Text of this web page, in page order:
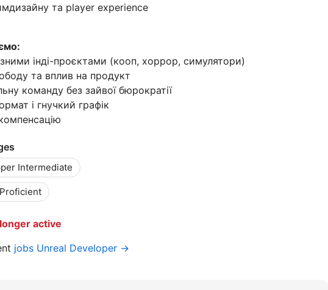
та player experience
інді-проєктами (кооп, хоррор, симулятори)
та вплив на продукт
команду без зайвої бюрократії
і гнучкий графік
Intermediate
active
jobs Unreal Developer →